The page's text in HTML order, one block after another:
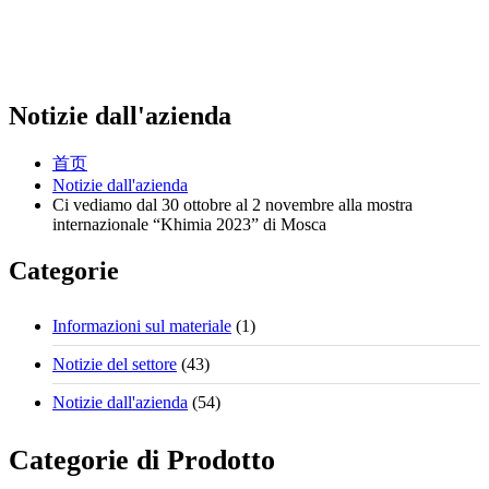
Notizie dall'azienda
首页
Notizie dall'azienda
Ci vediamo dal 30 ottobre al 2 novembre alla mostra
internazionale “Khimia 2023” di Mosca
Categorie
Informazioni sul materiale (1)
Notizie del settore (43)
Notizie dall'azienda (54)
Categorie di Prodotto